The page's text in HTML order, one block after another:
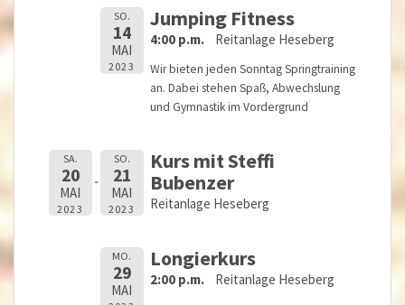
SO.
14
MAI
2023
Jumping Fitness
4:00 p.m. Reitanlage Heseberg
Wir bieten jeden Sonntag Springtraining
an. Dabei stehen Spaß, Abwechslung
und Gymnastik im Vordergrund
SA.
20
MAI
2023
SO.
21
MAI
2023
Kurs mit Steffi
Bubenzer
Reitanlage Heseberg
MO.
29
MAI
Longierkurs
2:00 p.m. Reitanlage Heseberg